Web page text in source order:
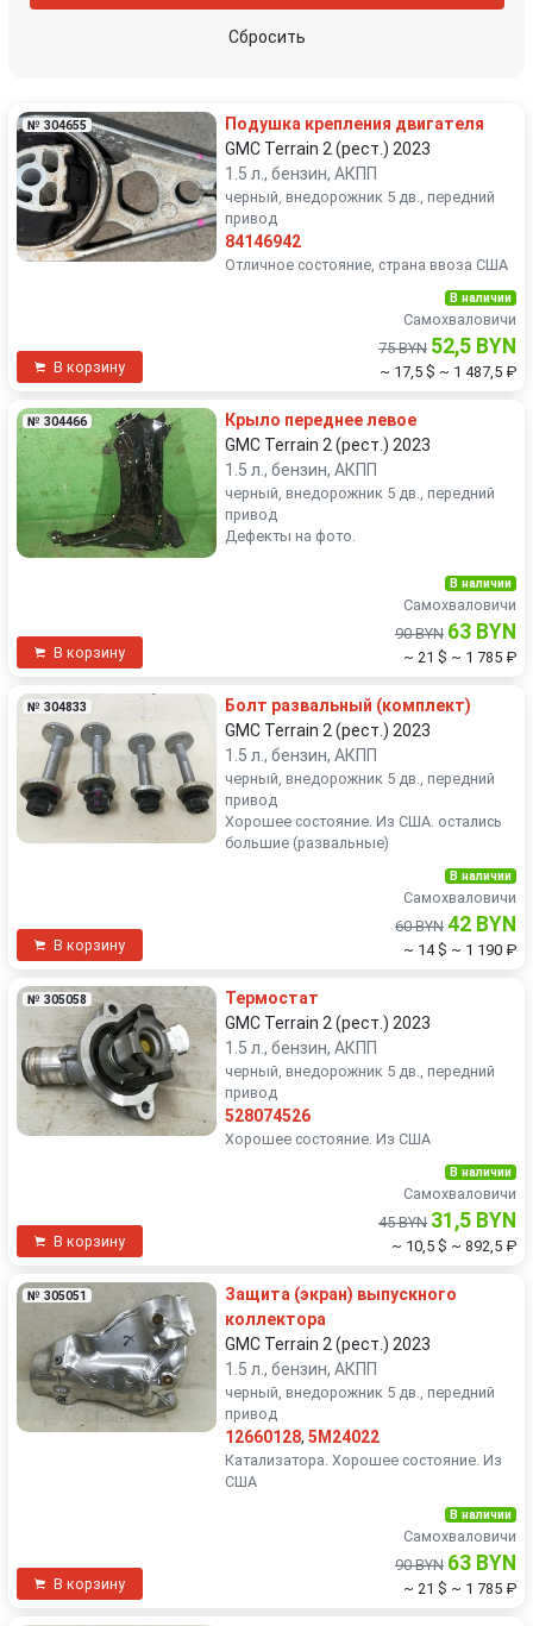
Сбросить
№ 304655
Подушка крепления двигателя
GMC Terrain 2 (рест.) 2023
1.5 л., бензин, АКПП
черный, внедорожник 5 дв., передний
привод
84146942
Отличное состояние, страна ввоза США
В корзину
В наличии
Самохваловичи
75 BYN 52,5 BYN
~ 17,5 $ ~ 1 487,5 ₽
№ 304466
Крыло переднее левое
GMC Terrain 2 (рест.) 2023
1.5 л., бензин, АКПП
черный, внедорожник 5 дв., передний
привод
Дефекты на фото.
В корзину
В наличии
Самохваловичи
90 BYN 63 BYN
~ 21 $ ~ 1 785 ₽
№ 304833
Болт развальный (комплект)
GMC Terrain 2 (рест.) 2023
1.5 л., бензин, АКПП
черный, внедорожник 5 дв., передний
привод
Хорошее состояние. Из США. остались
большие (развальные)
В корзину
В наличии
Самохваловичи
60 BYN 42 BYN
~ 14 $ ~ 1 190 ₽
№ 305058
Термостат
GMC Terrain 2 (рест.) 2023
1.5 л., бензин, АКПП
черный, внедорожник 5 дв., передний
привод
528074526
Хорошее состояние. Из США
В корзину
В наличии
Самохваловичи
45 BYN 31,5 BYN
~ 10,5 $ ~ 892,5 ₽
№ 305051
Защита (экран) выпускного
коллектора
GMC Terrain 2 (рест.) 2023
1.5 л., бензин, АКПП
черный, внедорожник 5 дв., передний
привод
12660128, 5M24022
Катализатора. Хорошее состояние. Из
США
В корзину
В наличии
Самохваловичи
90 BYN 63 BYN
~ 21 $ ~ 1 785 ₽